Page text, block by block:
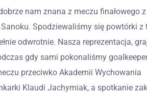
nam znana z meczu finałowego z
Spodziewaliśmy się powtórki z
odwrotnie. Nasza reprezentacja,
gdy sami pokonaliśmy
przeciwko Akademii Wychowania
Klaudi Jachymiak, a spotkanie